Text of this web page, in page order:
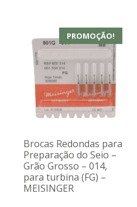
PROMOÇÃO!
Brocas Redondas para
Preparação do Seio –
Grão Grosso – 014,
para turbina (FG) –
MEISINGER